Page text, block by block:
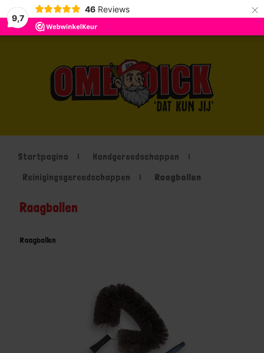
9,7
46 Reviews ×
Startpagina
Handgereedschappen
Reinigingsgereedschappen
Raagbollen
Raagbollen
Raagbollen